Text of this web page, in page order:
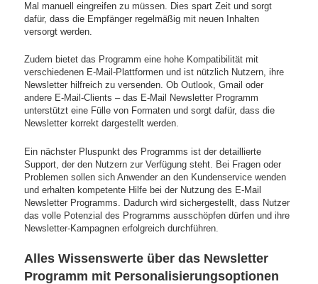
Mal manuell eingreifen zu müssen. Dies spart Zeit und sorgt
dafür, dass die Empfänger regelmäßig mit neuen Inhalten
versorgt werden.
Zudem bietet das Programm eine hohe Kompatibilität mit
verschiedenen E-Mail-Plattformen und ist nützlich Nutzern, ihre
Newsletter hilfreich zu versenden. Ob Outlook, Gmail oder
andere E-Mail-Clients – das E-Mail Newsletter Programm
unterstützt eine Fülle von Formaten und sorgt dafür, dass die
Newsletter korrekt dargestellt werden.
Ein nächster Pluspunkt des Programms ist der detaillierte
Support, der den Nutzern zur Verfügung steht. Bei Fragen oder
Problemen sollen sich Anwender an den Kundenservice wenden
und erhalten kompetente Hilfe bei der Nutzung des E-Mail
Newsletter Programms. Dadurch wird sichergestellt, dass Nutzer
das volle Potenzial des Programms ausschöpfen dürfen und ihre
Newsletter-Kampagnen erfolgreich durchführen.
Alles Wissenswerte über das Newsletter
Programm mit Personalisierungsoptionen